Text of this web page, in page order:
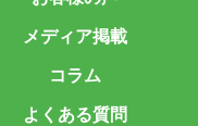
メディア掲載
コラム
よくある質問